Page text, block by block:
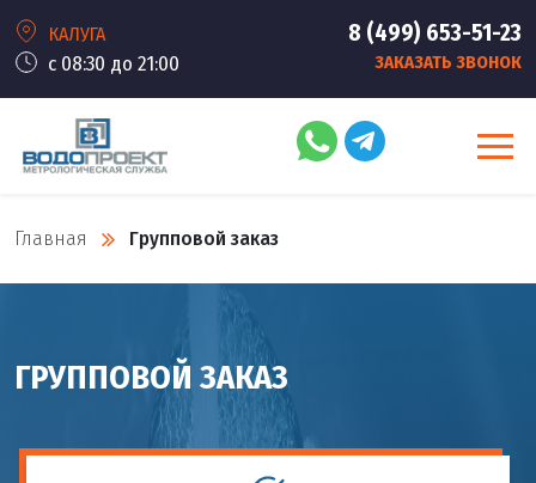
КАЛУГА
с 08:30 до 21:00
8 (499) 653-51-23
ЗАКАЗАТЬ ЗВОНОК
Главная Групповой заказ
ГРУППОВОЙ ЗАКАЗ